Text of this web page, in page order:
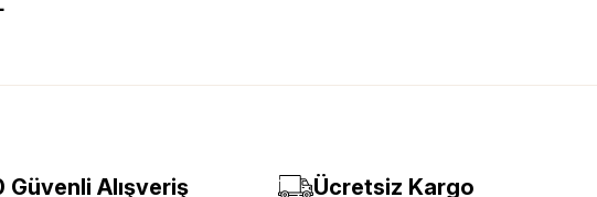
Güvenli Alışveriş Ücretsiz Kargo